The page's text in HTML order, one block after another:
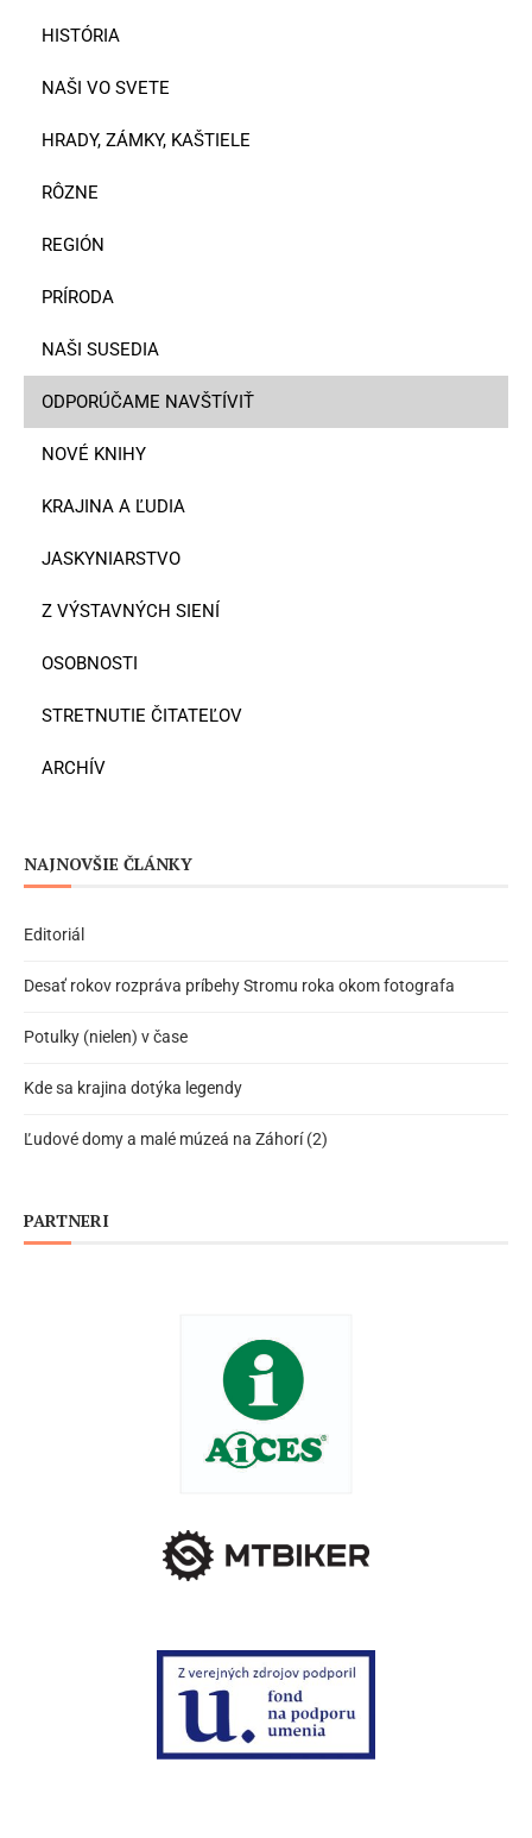
HISTÓRIA
NAŠI VO SVETE
HRADY, ZÁMKY, KAŠTIELE
RÔZNE
REGIÓN
PRÍRODA
NAŠI SUSEDIA
ODPORÚČAME NAVŠTÍVIŤ
NOVÉ KNIHY
KRAJINA A ĽUDIA
JASKYNIARSTVO
Z VÝSTAVNÝCH SIENÍ
OSOBNOSTI
STRETNUTIE ČITATEĽOV
ARCHÍV
NAJNOVŠIE ČLÁNKY
Editoriál
Desať rokov rozpráva príbehy Stromu roka okom fotografa
Potulky (nielen) v čase
Kde sa krajina dotýka legendy
Ľudové domy a malé múzeá na Záhorí (2)
PARTNERI